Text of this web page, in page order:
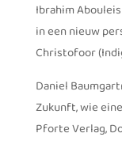
Ibrahim
in een nieuw
Christofoor
Daniel
Zukunft, wie
Pforte Verlag,